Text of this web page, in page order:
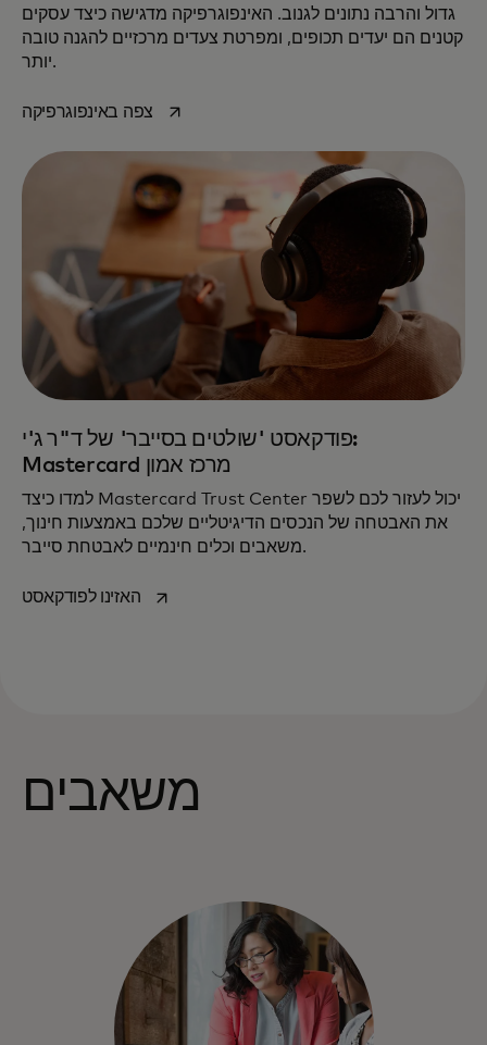
גדול והרבה נתונים לגנוב. האינפוגרפיקה מדגישה כיצד עסקים
קטנים הם יעדים תכופים, ומפרטת צעדים מרכזיים להגנה טובה
יותר.
צפה באינפוגרפיקהopens in a new tab
פודקאסט 'שולטים בסייבר' של ד"ר ג'י:
Mastercard מרכז אמון
למדו כיצד Mastercard Trust Center יכול לעזור לכם לשפר
את האבטחה של הנכסים הדיגיטליים שלכם באמצעות חינוך,
משאבים וכלים חינמיים לאבטחת סייבר.
האזינו לפודקאסטopens in a new tab
משאבים